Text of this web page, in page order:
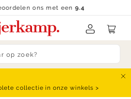
ons met een9.4
collectie in onze winkels >